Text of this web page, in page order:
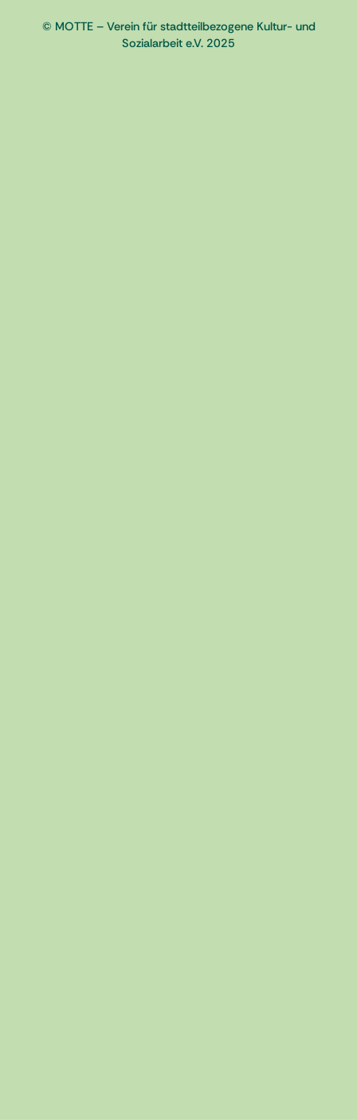
© MOTTE – Verein für stadtteilbezogene Kultur- und
Sozialarbeit e.V. 2025